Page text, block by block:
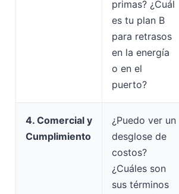
primas? ¿Cuál
es tu plan B
para retrasos
en la energía
o en el
puerto?
4. Comercial y
Cumplimiento
¿Puedo ver un
desglose de
costos?
¿Cuáles son
sus términos